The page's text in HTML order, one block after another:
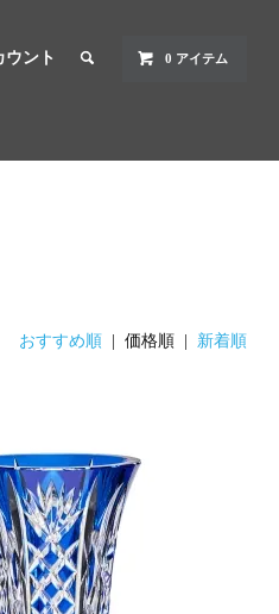
ウント 0 アイテム
おすすめ順 | 価格順 | 新着順